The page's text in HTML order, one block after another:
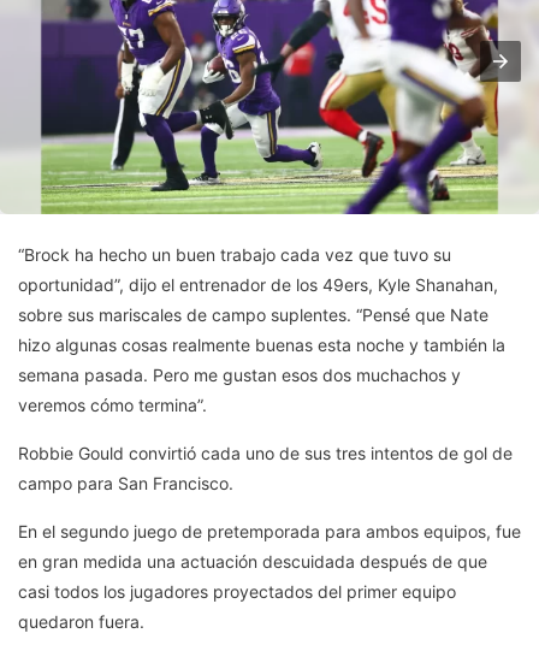
“Brock ha hecho un buen trabajo cada vez que tuvo su
oportunidad”, dijo el entrenador de los 49ers, Kyle Shanahan,
sobre sus mariscales de campo suplentes. “Pensé que Nate
hizo algunas cosas realmente buenas esta noche y también la
semana pasada. Pero me gustan esos dos muchachos y
veremos cómo termina”.
Robbie Gould convirtió cada uno de sus tres intentos de gol de
campo para San Francisco.
En el segundo juego de pretemporada para ambos equipos, fue
en gran medida una actuación descuidada después de que
casi todos los jugadores proyectados del primer equipo
quedaron fuera.